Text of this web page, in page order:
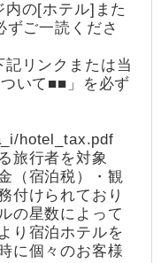
の[ホテル]また
ずご一読くださ
リンクまたは当
いて■■」を必ず
hotel_tax.pdf
旅行者を対象
（宿泊税）・観
付けられており
の星数によって
り宿泊ホテルを
に個々のお客様